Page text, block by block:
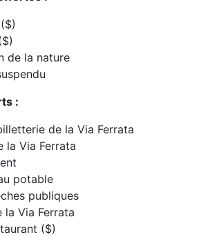
de la nature
:
de la Via Ferrata
la Via Ferrata
potable
publiques
la Via Ferrata
($)